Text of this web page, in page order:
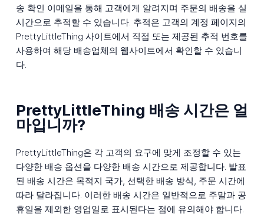
송 확인 이메일을 통해 고객에게 알려지며 주문의 배송을 실
시간으로 추적할 수 있습니다. 추적은 고객의 계정 페이지의
PrettyLittleThing 사이트에서 직접 또는 제공된 추적 번호를
사용하여 해당 배송업체의 웹사이트에서 확인할 수 있습니
다.
PrettyLittleThing 배송 시간은 얼
마입니까?
PrettyLittleThing은 각 고객의 요구에 맞게 조정할 수 있는
다양한 배송 옵션을 다양한 배송 시간으로 제공합니다. 발표
된 배송 시간은 목적지 국가, 선택한 배송 방식, 주문 시간에
따라 달라집니다. 이러한 배송 시간은 일반적으로 주말과 공
휴일을 제외한 영업일로 표시된다는 점에 유의해야 합니다.